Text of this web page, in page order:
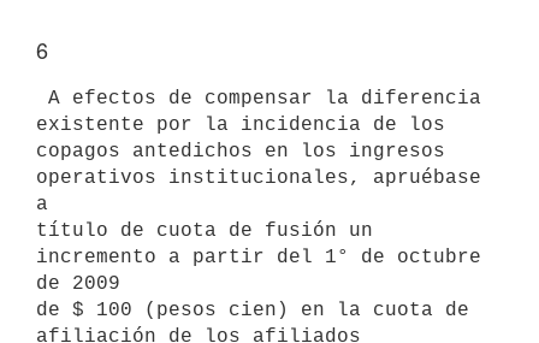
6
existente por la incidencia de los
copagos antedichos en los ingresos
operativos institucionales, apruébase
a
título de cuota de fusión un
incremento a partir del 1° de octubre
de 2009
de $ 100 (pesos cien) en la cuota de
afiliación de los afiliados